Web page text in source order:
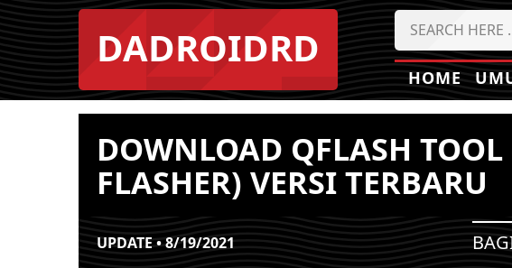
DADROIDRD
HOME
DOWNLOAD QFLASH
FLASHER) VERSI TERBARU
UPDATE • 8/19/2021